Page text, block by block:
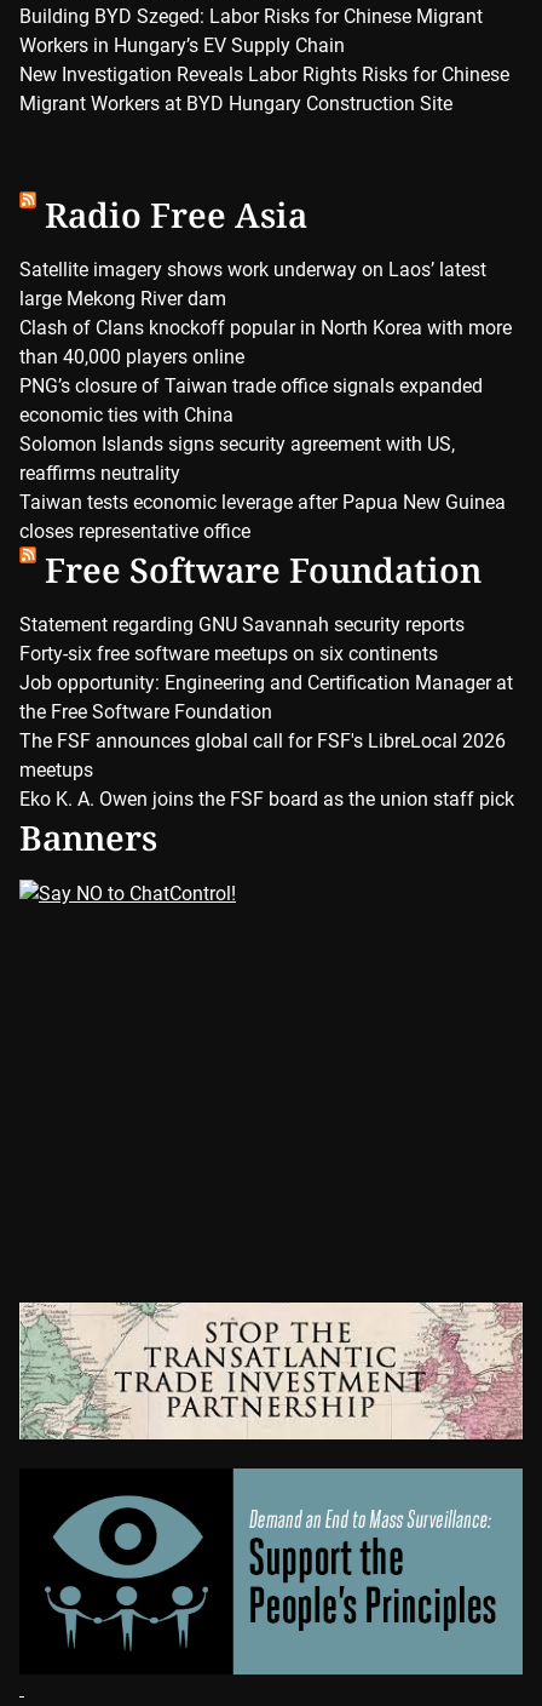
Building BYD Szeged: Labor Risks for Chinese Migrant
Workers in Hungary’s EV Supply Chain
New Investigation Reveals Labor Rights Risks for Chinese
Migrant Workers at BYD Hungary Construction Site
Radio Free Asia
Satellite imagery shows work underway on Laos’ latest
large Mekong River dam
Clash of Clans knockoff popular in North Korea with more
than 40,000 players online
PNG’s closure of Taiwan trade office signals expanded
economic ties with China
Solomon Islands signs security agreement with US,
reaffirms neutrality
Taiwan tests economic leverage after Papua New Guinea
closes representative office
Free Software Foundation
Statement regarding GNU Savannah security reports
Forty-six free software meetups on six continents
Job opportunity: Engineering and Certification Manager at
the Free Software Foundation
The FSF announces global call for FSF's LibreLocal 2026
meetups
Eko K. A. Owen joins the FSF board as the union staff pick
Banners